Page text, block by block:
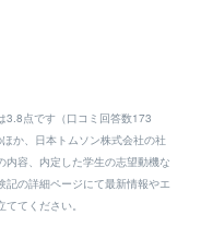
3.8点です（口コミ回答数173
か、日本トムソン株式会社の社
内容、内定した学生の志望動機な
記の詳細ページにて最新情報やエ
てください。